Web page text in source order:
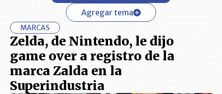
Agregar tema
MARCAS
Zelda, de Nintendo, le dijo
game over a registro de la
marca Zalda en la
Superindustria